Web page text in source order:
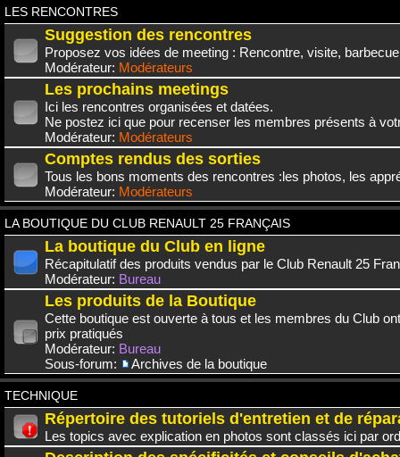
LES RENCONTRES
Suggestion des rencontres
Proposez vos idées de meeting : Rencontre, visite,
Modérateur: Modérateurs
Les prochains meetings
Ici les rencontres organisées et datées.
Ne postez ici que pour recenser les membres présents à
Modérateur: Modérateurs
Comptes rendus des sorties
Tous les bons moments des rencontres :les photos, les
Modérateur: Modérateurs
LA BOUTIQUE DU CLUB RENAULT 25 FRANÇAIS
La boutique du Club en ligne
Récapitulatif des produits vendus par le Club Renault 25
Modérateur: Bureau
Les produits de la Boutique
Cette boutique est ouverte à tous et les membres du Club
prix pratiqués
Modérateur: Bureau
Sous-forum:
Archives de la boutique
TECHNIQUE
Répertoire des tutoriels d'entretien et de
Les topics avec explication en photos sont classés ici par